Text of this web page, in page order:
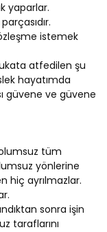
yaparlar.
istemek
atfedilen şu
hayatımda
güvene ve güvene
tüm
yönlerine
hiç ayrılmazlar.
sonra işin
taraflarını